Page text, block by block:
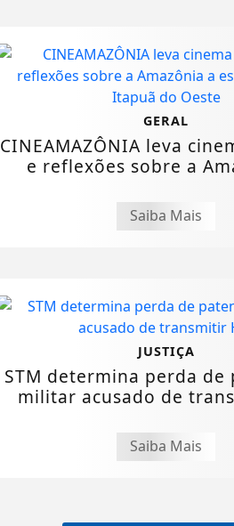
GERAL
CINEAMAZÔNIA leva
e reflexões sobre a
Saiba Mais
JUSTIÇA
STM determina perda de
militar acusado de
Saiba Mais